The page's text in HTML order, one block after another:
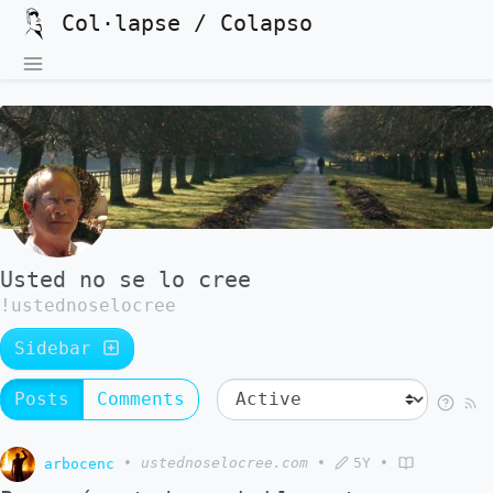
Col·lapse / Colapso
Usted no se lo cree
!ustednoselocree
Sidebar
Posts Comments
arbocenc • ustednoselocree.com • 5Y •